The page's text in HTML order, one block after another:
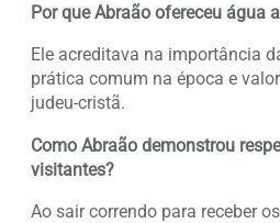
Por que Abraão ofereceu água
Ele acreditava na importância
prática comum na época e
judeu-cristã.
Como Abraão demonstrou
visitantes?
Ao sair correndo para receber